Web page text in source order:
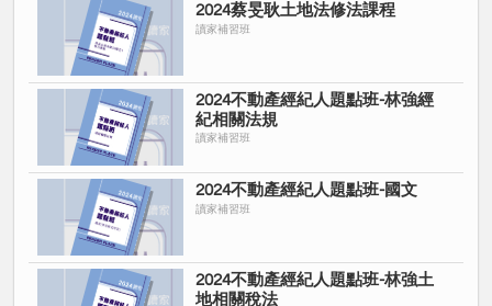
2024蔡旻耿土地法修法課程
讀家補習班
2024不動產經紀人題點班-林強經
紀相關法規
讀家補習班
2024不動產經紀人題點班-國文
讀家補習班
2024不動產經紀人題點班-林強土
地相關稅法